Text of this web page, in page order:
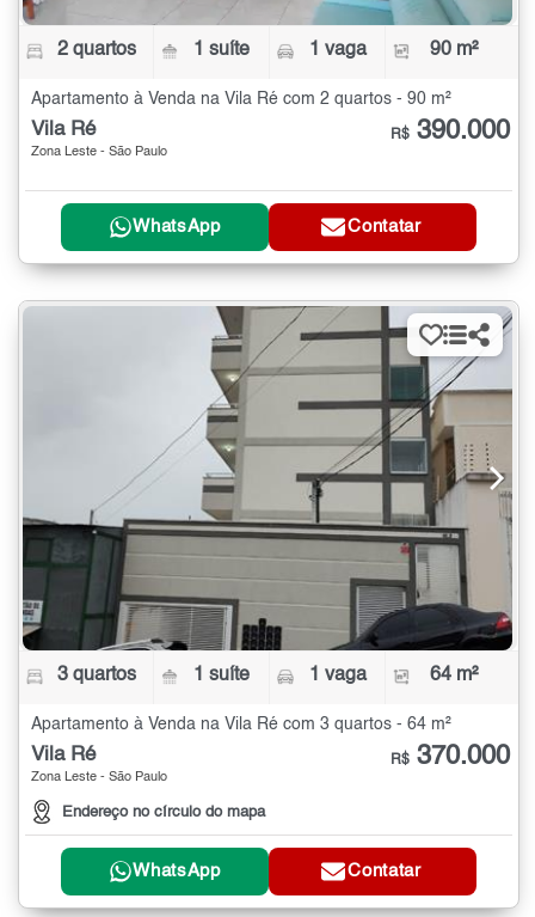
2 quartos 1 suíte 1 vaga 90 m²
Apartamento à Venda na Vila Ré com 2 quartos - 90 m²
Vila Ré
Zona Leste - São Paulo
R$ 390.000
WhatsApp Contatar
3 quartos 1 suíte 1 vaga 64 m²
Apartamento à Venda na Vila Ré com 3 quartos - 64 m²
Vila Ré
Zona Leste - São Paulo
Endereço no círculo do mapa
R$ 370.000
WhatsApp Contatar